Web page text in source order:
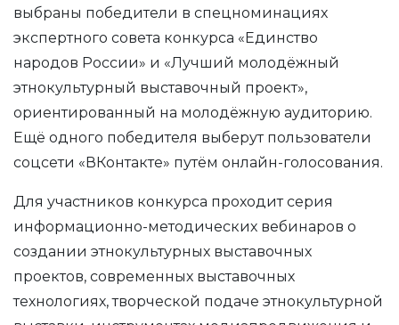
выбраны победители в спецноминациях
экспертного совета конкурса «Единство
народов России» и «Лучший молодёжный
этнокультурный выставочный проект»,
ориентированный на молодёжную аудиторию.
Ещё одного победителя выберут пользователи
соцсети «ВКонтакте» путём онлайн-голосования.
Для участников конкурса проходит серия
информационно-методических вебинаров о
создании этнокультурных выставочных
проектов, современных выставочных
технологиях, творческой подаче этнокультурной